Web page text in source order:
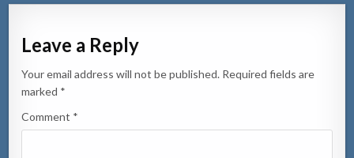
Leave a Reply
Your email address will not be published. Required fields are
marked *
Comment *